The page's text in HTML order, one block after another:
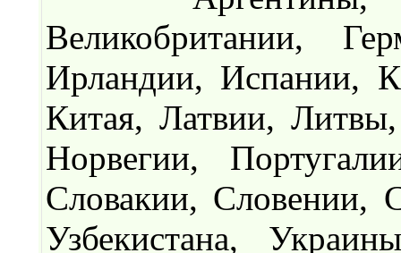
Великобритании,
Ирландии, Испании,
Китая, Латвии,
Норвегии,
Словакии, Словении,
Узбекистана,